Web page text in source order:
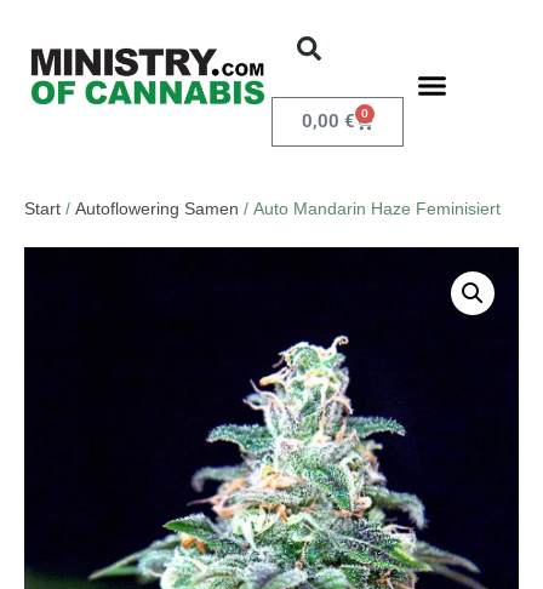
0,00 € 0
Start / Autoflowering Samen / Auto Mandarin Haze Feminisiert